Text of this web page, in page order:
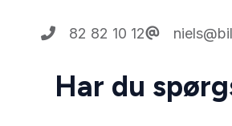
82 82 10 12
Har du